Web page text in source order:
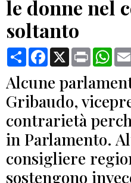
le donne nel
soltanto
CondividiFacebook
X Print
Alcune
Gribaudo,
contrarietà
in Parlamento.
consigliere
sostengono